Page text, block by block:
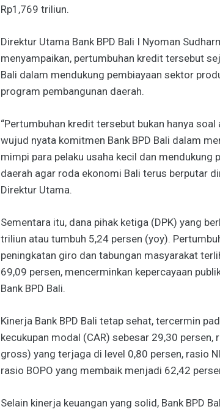
Rp1,769 triliun.
Direktur Utama Bank BPD Bali I Nyoman
menyampaikan, pertumbuhan kredit tersebut
Bali dalam mendukung pembiayaan sektor
program pembangunan daerah.
“Pertumbuhan kredit tersebut bukan hanya
wujud nyata komitmen Bank BPD Bali dalam
mimpi para pelaku usaha kecil dan mendukung
daerah agar roda ekonomi Bali terus berputar
Direktur Utama.
Sementara itu, dana pihak ketiga (DPK) yang
triliun atau tumbuh 5,24 persen (yoy).
peningkatan giro dan tabungan masyarakat
69,09 persen, mencerminkan kepercayaan
Bank BPD Bali.
Kinerja Bank BPD Bali tetap sehat, tercermin
kecukupan modal (CAR) sebesar 29,30 persen,
gross) yang terjaga di level 0,80 persen, rasio
rasio BOPO yang membaik menjadi 62,42
Selain kinerja keuangan yang solid, Bank BPD